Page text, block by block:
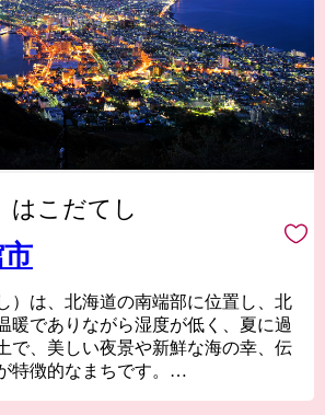
はこだてし
）は、北海道の南端部に位置し、北
暖でありながら湿度が低く、夏に過
で、美しい夜景や新鮮な海の幸、伝
特徴的なまちです。